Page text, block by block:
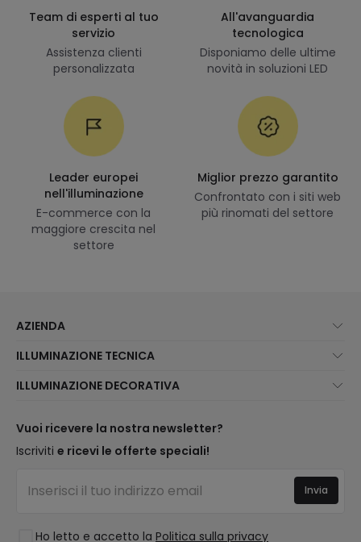
Team di esperti al tuo
servizio
Assistenza clienti
personalizzata
All'avanguardia
tecnologica
Disponiamo delle ultime
novità in soluzioni LED
Leader europei
nell'illuminazione
E-commerce con la
maggiore crescita nel
settore
Miglior prezzo garantito
Confrontato con i siti web
più rinomati del settore
AZIENDA
Assistenza Clienti
Metodi di spedizione
Sei un Professionista?
Domande frequenti
ILLUMINAZIONE TECNICA
I migliori brand
Illuminazione per aziende
ILLUMINAZIONE DECORATIVA
Tendenze
I migliori brand
Spazi
Collezioni
Vuoi ricevere la nostra newsletter?
Iscriviti e ricevi le offerte speciali!
Ho letto e accetto la Politica sulla privacy
Invia